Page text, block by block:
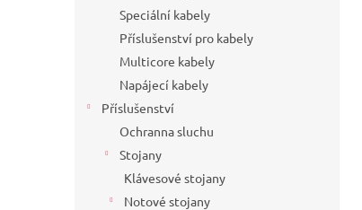
Speciální kabely
Příslušenství pro kabely
Multicore kabely
Napájecí kabely
Příslušenství
Ochranna sluchu
Stojany
Klávesové stojany
Notové stojany